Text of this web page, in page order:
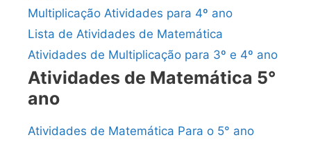
Multiplicação Atividades para 4º ano
Lista de Atividades de Matemática
Atividades de Multiplicação para 3º e 4º ano
Atividades de Matemática 5°
ano
Atividades de Matemática Para o 5° ano